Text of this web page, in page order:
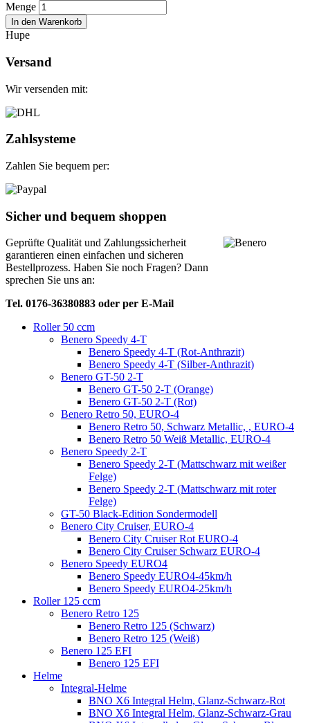
Menge
In den Warenkorb
Hupe
Versand
Wir versenden mit:
Zahlsysteme
Zahlen Sie bequem per:
Sicher und bequem shoppen
Geprüfte Qualität und Zahlungssicherheit
garantieren einen einfachen und sicheren
Bestellprozess. Haben Sie noch Fragen? Dann
sprechen Sie uns an:
Tel. 0176-36380883 oder per E-Mail
Roller 50 ccm
Benero Speedy 4-T
Benero Speedy 4-T (Rot-Anthrazit)
Benero Speedy 4-T (Silber-Anthrazit)
Benero GT-50 2-T
Benero GT-50 2-T (Orange)
Benero GT-50 2-T (Rot)
Benero Retro 50, EURO-4
Benero Retro 50, Schwarz Metallic, , EURO-4
Benero Retro 50 Weiß Metallic, EURO-4
Benero Speedy 2-T
Benero Speedy 2-T (Mattschwarz mit weißer
Felge)
Benero Speedy 2-T (Mattschwarz mit roter
Felge)
GT-50 Black-Edition Sondermodell
Benero City Cruiser, EURO-4
Benero City Cruiser Rot EURO-4
Benero City Cruiser Schwarz EURO-4
Benero Speedy EURO4
Benero Speedy EURO4-45km/h
Benero Speedy EURO4-25km/h
Roller 125 ccm
Benero Retro 125
Benero Retro 125 (Schwarz)
Benero Retro 125 (Weiß)
Benero 125 EFI
Benero 125 EFI
Helme
Integral-Helme
BNO X6 Integral Helm, Glanz-Schwarz-Rot
BNO X6 Integral Helm, Glanz-Schwarz-Grau